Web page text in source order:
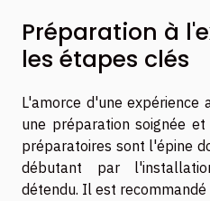
Préparation à
les étapes clés
L'amorce d'une expérience
une préparation soignée
préparatoires sont l'épine
débutant par
détendu. Il est